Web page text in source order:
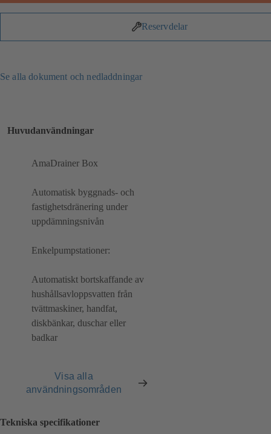
Reservdelar
Se alla dokument och nedladdningar
Huvudanvändningar
AmaDrainer Box
Automatisk byggnads- och
fastighetsdränering under
uppdämningsnivån
Enkelpumpstationer:
Automatiskt bortskaffande av
hushållsavloppsvatten från
tvättmaskiner, handfat,
diskbänkar, duschar eller
badkar
Visa alla
användningsområden
Tekniska specifikationer